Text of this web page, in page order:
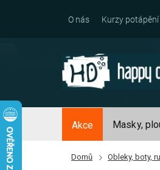
O nás Kurzy potápění
Akce Masky,
Domů Obleky, boty,